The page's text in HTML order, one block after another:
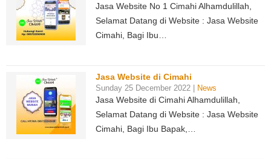
Jasa Website No 1 Cimahi Alhamdulillah,
Selamat Datang di Website : Jasa Website
Cimahi, Bagi Ibu…
Jasa Website di Cimahi
Sunday 25 December 2022 | News
Jasa Website di Cimahi Alhamdulillah,
Selamat Datang di Website : Jasa Website
Cimahi, Bagi Ibu Bapak,…